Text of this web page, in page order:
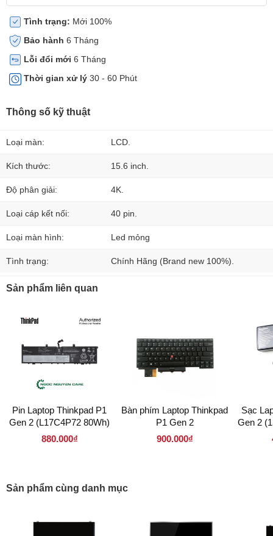
Tình trạng: Mới 100%
Bảo hành 6 Tháng
Lỗi đổi mới 6 Tháng
Thời gian xử lý 30 - 60 Phút
Thông số kỹ thuật
Loại màn: LCD.
Kích thước: 15.6 inch.
Độ phân giải: 4K.
Loại cáp kết nối: 40 pin.
Loại màn hình: Led mỏng
Tình trạng: Chính Hãng (Brand new 100%).
Sản phẩm liên quan
Pin Laptop Thinkpad P1
Gen 2 (L17C4P72 80Wh)
880.000₫
Bàn phím Laptop Thinkpad
P1 Gen 2
900.000₫
Sạc
Gen 2
Sản phẩm cùng danh mục